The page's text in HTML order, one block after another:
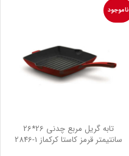
ناموجود
تابه گریل مربع چدنی 26*26
سانتیمتر قرمز کاستا کرکماز 2846-1